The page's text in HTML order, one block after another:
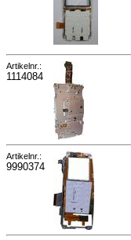
Artikelnr.:
1114084
Artikelnr.:
9990374